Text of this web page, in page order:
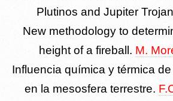
Plutinos and Jupiter
New methodology to
height of a fireball. M.
Influencia química y térmica
en la mesosfera terrestre.